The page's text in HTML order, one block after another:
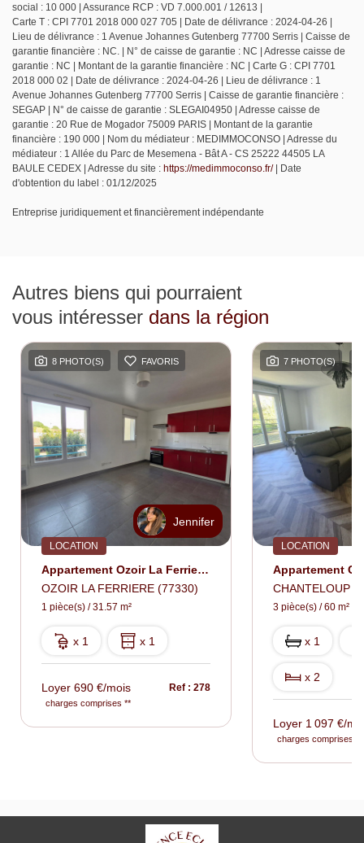
social : 10 000 | Assurance RCP : VD 7.000.001 / 12613 |
Carte T : CPI 7701 2018 000 027 705 | Date de délivrance : 2024-04-26 |
Lieu de délivrance : 1 Avenue Johannes Gutenberg 77700 Serris | Caisse de
garantie financière : NC. | N° de caisse de garantie : NC | Adresse caisse de
garantie : NC | Montant de la garantie financière : NC | Carte G : CPI 7701
2018 000 02 | Date de délivrance : 2024-04-26 | Lieu de délivrance : 1
Avenue Johannes Gutenberg 77700 Serris | Caisse de garantie financière :
SEGAP | N° de caisse de garantie : SLEGAI04950 | Adresse caisse de
garantie : 20 Rue de Mogador 75009 PARIS | Montant de la garantie
financière : 190 000 | Nom du médiateur : MEDIMMOCONSO | Adresse du
médiateur : 1 Allée du Parc de Mesemena - Bât A - CS 25222 44505 LA
BAULE CEDEX | Adresse du site : https://medimmoconso.fr/| Date
d'obtention du label : 01/12/2025
Entreprise juridiquement et financièrement indépendante
Autres biens qui pourraient
vous intéresser dans la région
8 PHOTO(S) FAVORIS
Jennifer
LOCATION
Appartement Ozoir La Ferriere 1 Pièce(s) 31.57 M2
OZOIR LA FERRIERE (77330)
1 pièce(s) / 31.57 m²
x 1 x 1
Loyer 690 €/mois
charges comprises **
Ref : 278
7 PHOTO(S)
LOCATION
CHANTELOUP
3 pièce(s) / 60 m²
x 1
x 2
Loyer 1 097 €/
charges comprises **